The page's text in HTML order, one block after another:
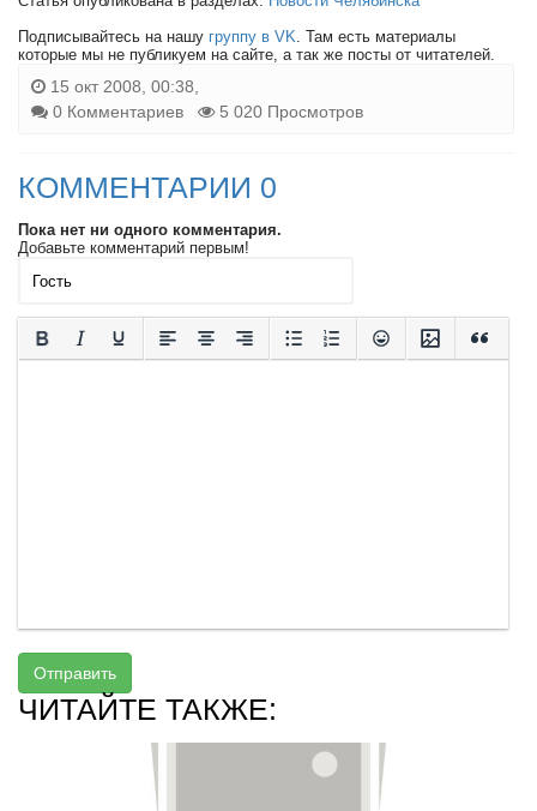
Подписывайтесь на нашу группу в VK. Там есть материалы
которые мы не публикуем на сайте, а так же посты от читателей.
15 окт 2008, 00:38,
0 Комментариев
5 020 Просмотров
КОММЕНТАРИИ 0
Пока нет ни одного комментария.
Добавьте комментарий первым!
Отправить
ЧИТАЙТЕ ТАКЖЕ: